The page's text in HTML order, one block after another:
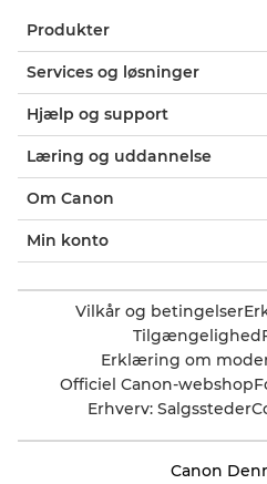
Produkter
Services og løsninger
Hjælp og support
Læring og uddannelse
Om Canon
Min konto
Vilkår og betingelser
Tilgængelighed
Erklæring om
Officiel Canon-webshop
Erhverv: Salgssteder
Canon